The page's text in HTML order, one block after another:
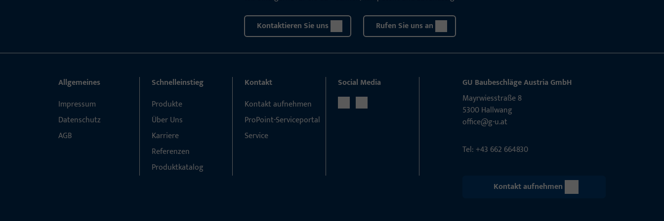
Kontaktieren Sie uns Rufen Sie uns an
Allgemeines
Impressum
Datenschutz
AGB
Schnelleinstieg
Produkte
Über Uns
Karriere
Referenzen
Produktkatalog
Kontakt
Kontakt aufnehmen
ProPoint-Serviceportal
Service
Social Media
GU Baubeschläge Aus­tria GmbH
Mayrwies­straße 8
5300 Hall­wang
office@g-u.at
Tel: +43 662 664830
Kontakt aufnehmen